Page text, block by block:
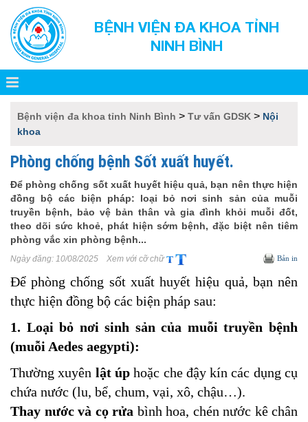
BỆNH VIỆN ĐA KHOA TỈNH
NINH BÌNH
Bệnh viện đa khoa tỉnh Ninh Bình > Tư vấn GDSK > Nội
khoa
Phòng chống bệnh Sốt xuất huyết.
Để phòng chống sốt xuất huyết hiệu quả, bạn nên thực hiện
đồng bộ các biện pháp: loại bỏ nơi sinh sản của muỗi
truyền bệnh, bảo vệ bản thân và gia đình khỏi muỗi đốt,
theo dõi sức khoẻ, phát hiện sớm bệnh, đặc biệt nên tiêm
phòng vắc xin phòng bệnh...
Ngày đăng: 10/08/2025 Xem với cỡ chữ Bản in
Để phòng chống sốt xuất huyết hiệu quả, bạn nên
thực hiện đồng bộ các biện pháp sau:
1. Loại bỏ nơi sinh sản của muỗi truyền bệnh
(muỗi Aedes aegypti):
Thường xuyên lật úphoặc che đậy kín các dụng cụ
chứa nước (lu, bể, chum, vại, xô, chậu…).
Thay nước và cọ rửa bình hoa, chén nước kê chân